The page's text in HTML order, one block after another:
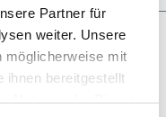
Partner für
weiter. Unsere
möglicherweise mit
ihnen bereitgestellt
Nutzung der Dienste